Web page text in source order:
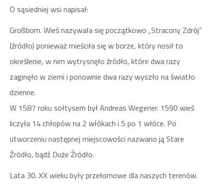
O sąsiedniej wsi napisał:
Großborn. Wieś nazywała się początkowo „Stracony Zdrój”
(źródło) ponieważ mieściła się w borze, który nosił to
określenie, w nim wytrysnęło źródło, które dwa razy
zaginęło w ziemi i ponownie dwa razy wyszło na światło
dzienne.
W 1587 roku sołtysem był Andreas Wegener. 1590 wieś
liczyła 14 chłopów na 2 włókach i 5 po 1 włóce. Po
utworzeniu następnej miejscowości nazwano ją Stare
Źródło, bądź Duże Źródło.
Lata 30. XX wieku były przełomowe dla naszych terenów.